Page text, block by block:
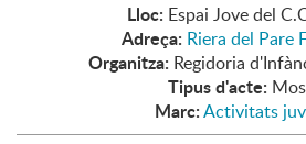
Lloc: Espai Jove del
Adreça: Riera del Pare
Organitza: Regidoria
Tipus d'acte:
Marc:Activitats